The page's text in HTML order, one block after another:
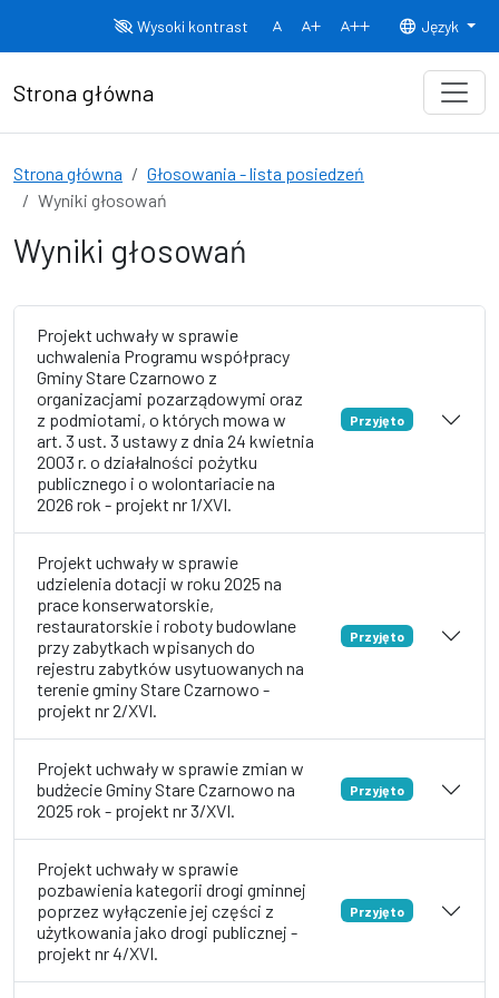
Wysoki kontrast
Normalny rozmiar czcionki
Rozmiar czcionki 150% Rozmiar
Język
Strona główna
Strona główna
Głosowania - lista posiedzeń
Wyniki głosowań
Wyniki głosowań
Projekt uchwały w sprawie
uchwalenia Programu współpracy
Gminy Stare Czarnowo z
organizacjami pozarządowymi oraz
z podmiotami, o których mowa w
art. 3 ust. 3 ustawy z dnia 24 kwietnia
2003 r. o działalności pożytku
publicznego i o wolontariacie na
2026 rok - projekt nr 1/XVI.
Przyjęto
Projekt uchwały w sprawie
udzielenia dotacji w roku 2025 na
prace konserwatorskie,
restauratorskie i roboty budowlane
przy zabytkach wpisanych do
rejestru zabytków usytuowanych na
terenie gminy Stare Czarnowo -
projekt nr 2/XVI.
Przyjęto
Projekt uchwały w sprawie zmian w
budżecie Gminy Stare Czarnowo na
2025 rok - projekt nr 3/XVI.
Przyjęto
Projekt uchwały w sprawie
pozbawienia kategorii drogi gminnej
poprzez wyłączenie jej części z
użytkowania jako drogi publicznej -
projekt nr 4/XVI.
Przyjęto